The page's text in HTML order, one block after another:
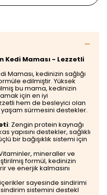
Kedi Maması - Lezzetli
Maması, kedinizin sağlığı
edilmiştir. Yüksek
bu mama, kedinizin
için en iyi
hem de besleyici olan
yaşam sürmesini destekler.
: Zengin protein kaynağı
yapısını destekler, sağlıklı
bir bağışıklık sistemi için
mineraller ve
formül, kedinizin
ve enerjik kalmasını
sayesinde sindirimi
sistemini destekl